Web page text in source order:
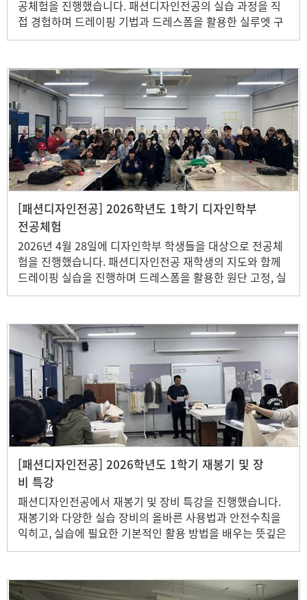
공체험을 진행했습니다. 패션디자인전공의 실습 과정을 직
접 경험하며 드레이핑 기법과 드레스폼을 활용한 실루엣 구
성 방법을 배우고, 패션디자인 분야에 대한 이해를 높이는 시
에 대한 관심을 넓히는 뜻깊은 시간을 보냈습니다.
[패션디자인전공] 2026학년도 1학기 디자인학부
전공체험
2026년 4월 28일에 디자인학부 학생들을 대상으로 전공체
험을 진행했습니다. 패션디자인전공 재학생의 지도와 함께
드레이핑 실습을 진행하며 드레스폼을 활용한 원단 고정, 실
루엣 구성, 주름 표현 등 패션디자인의 기초 과정을 직접 경
대한 이해를 높이는 뜻깊은 시간을 가졌습니다.
[패션디자인전공] 2026학년도 1학기 재봉기 및 장
비 특강
패션디자인전공에서 재봉기 및 장비 특강을 진행했습니다.
재봉기와 다양한 실습 장비의 올바른 사용법과 안전수칙을
익히고, 실습에 필요한 기본적인 활용 방법을 배우는 뜻깊은
시간을 가졌습니다.